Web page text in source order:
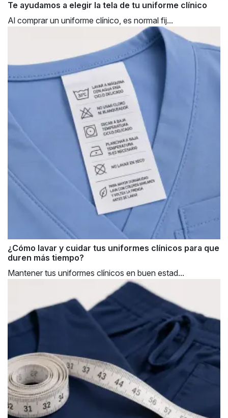
Te ayudamos a elegir la tela de tu uniforme clínico
Al comprar un uniforme clínico, es normal fij...
¿Cómo lavar y cuidar tus uniformes clínicos para que
duren más tiempo?
Mantener tus uniformes clínicos en buen estad...